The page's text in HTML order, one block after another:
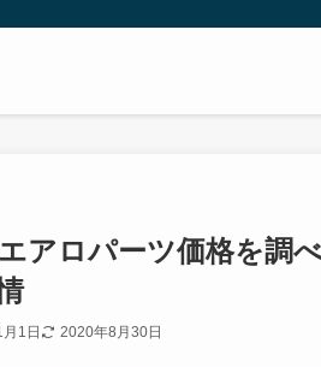
アロパーツ価格を調
1日 2020年8月30日